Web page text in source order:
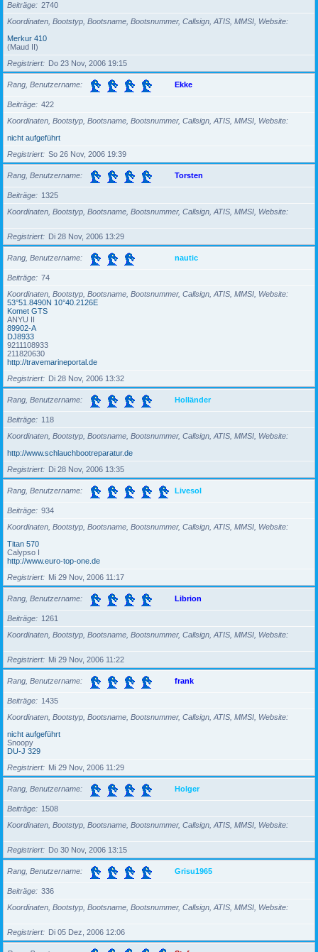
Beiträge
2740
Koordinaten, Bootstyp, Bootsname, Bootsnummer, Callsign, ATIS, MMSI, Website
Merkur 410
(Maud II)
Registriert
Do 23 Nov, 2006 19:15
Rang, Benutzername Ekke
Beiträge
422
Koordinaten, Bootstyp, Bootsname, Bootsnummer, Callsign, ATIS, MMSI, Website
nicht aufgeführt
Registriert
So 26 Nov, 2006 19:39
Rang, Benutzername Torsten
Beiträge
1325
Koordinaten, Bootstyp, Bootsname, Bootsnummer, Callsign, ATIS, MMSI, Website
Registriert Di 28 Nov, 2006 13:29
Rang, Benutzername nautic
Beiträge
74
Koordinaten, Bootstyp, Bootsname, Bootsnummer, Callsign, ATIS, MMSI, Website
53°51.8490N 10°40.2126E
Komet GTS
ANYU II
89902-A
DJ8933
9211108933
211820630
http://travemarineportal.de
Registriert
Di 28 Nov, 2006 13:32
Rang, Benutzername Holländer
Beiträge
118
Koordinaten, Bootstyp, Bootsname, Bootsnummer, Callsign, ATIS, MMSI, Website
http://www.schlauchbootreparatur.de
Registriert
Di 28 Nov, 2006 13:35
Rang, Benutzername Livesol
Beiträge
934
Koordinaten, Bootstyp, Bootsname, Bootsnummer, Callsign, ATIS, MMSI, Website
Titan 570
Calypso I
http://www.euro-top-one.de
Registriert
Mi 29 Nov, 2006 11:17
Rang, Benutzername Librion
Beiträge
1261
Koordinaten, Bootstyp, Bootsname, Bootsnummer, Callsign, ATIS, MMSI, Website
Registriert Mi 29 Nov, 2006 11:22
Rang, Benutzername frank
Beiträge
1435
Koordinaten, Bootstyp, Bootsname, Bootsnummer, Callsign, ATIS, MMSI, Website
nicht aufgeführt
Snoopy
DU-J 329
Registriert
Mi 29 Nov, 2006 11:29
Rang, Benutzername Holger
Beiträge
1508
Koordinaten, Bootstyp, Bootsname, Bootsnummer, Callsign, ATIS, MMSI, Website
Registriert Do 30 Nov, 2006 13:15
Rang, Benutzername Grisu1965
Beiträge
336
Koordinaten, Bootstyp, Bootsname, Bootsnummer, Callsign, ATIS, MMSI, Website
Registriert Di 05 Dez, 2006 12:06